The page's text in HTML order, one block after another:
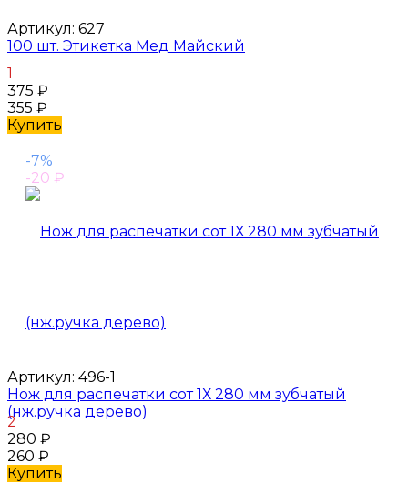
Артикул: 627
100 шт. Этикетка Мед Майский
1
375 ₽
355 ₽
Купить
-7%
-20 ₽
Артикул: 496-1
Нож для распечатки сот 1Х 280 мм зубчатый
(нж.ручка дерево)
2
280 ₽
260 ₽
Купить